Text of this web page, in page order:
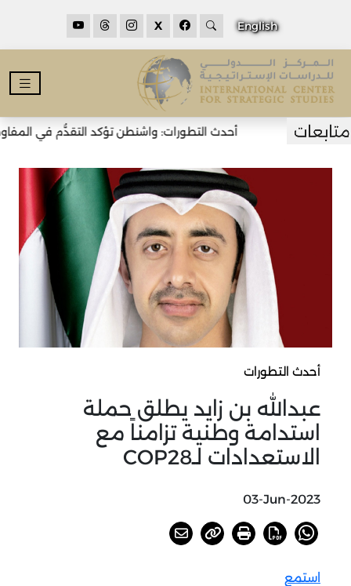
English
X
أحدث التطورات: واشنطن تؤكد التقدُّم في
أحدث التطورات
عبدالله بن زايد يطلق حملة
استدامة وطنية تزامناً مع
الاستعدادات لـCOP28
03-Jun-2023
استمع